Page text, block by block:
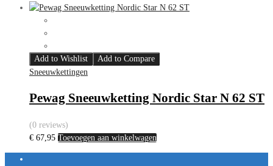
Add to Wishlist
Add to Compare
Sneeuwkettingen
Pewag Sneeuwketting Nordic Star N 62 ST
(0 reviews)
€ 67,95 Toevoegen aan winkelwagen